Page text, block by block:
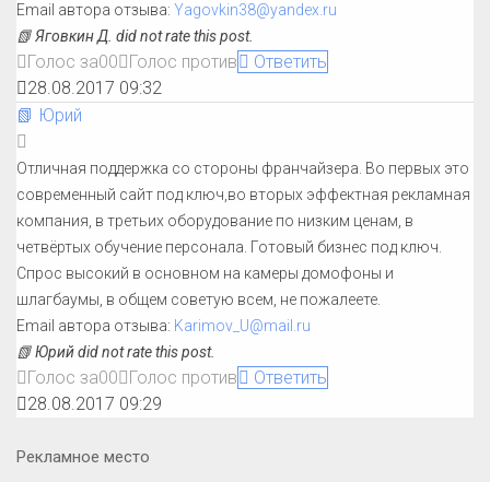
Email автора отзыва: Yagovkin38@yandex.ru
📗 Яговкин Д. did not rate this post.
Голос за00 Голос против
Ответить
28.08.2017 09:32
📗 Юрий
Отличная поддержка со стороны франчайзера. Во первых это
современный сайт под ключ,во вторых эффектная рекламная
компания, в третьих оборудование по низким ценам, в
четвёртых обучение персонала. Готовый бизнес под ключ.
Спрос высокий в основном на камеры домофоны и
шлагбаумы, в общем советую всем, не пожалеете.
Email автора отзыва: Karimov_U@mail.ru
📗 Юрий did not rate this post.
Голос за00 Голос против
Ответить
28.08.2017 09:29
Рекламное место